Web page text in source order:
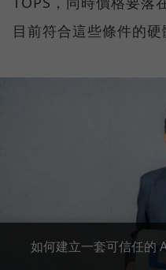
目前符合這些條件的硬
如何建立一套可信任的